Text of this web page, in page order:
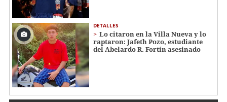
DETALLES
Lo citaron en la Villa Nueva y lo
raptaron: Jafeth Pozo, estudiante
del Abelardo R. Fortín asesinado